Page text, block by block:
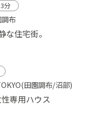
分
布
な住宅街。
田園調布/沼部)
専用ハウス